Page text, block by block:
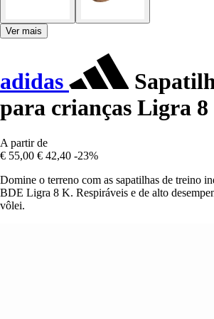
Ver mais
adidas
para crianças Ligra
A partir de
€ 55,00 € 42,40 -23%
Domine o terreno com as sapatilhas de treino
BDE Ligra 8 K. Respiráveis e de alto
vôlei.